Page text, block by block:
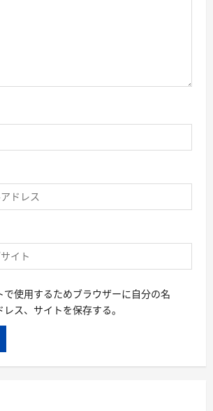
で使用するためブラウザーに自分の名
ス、サイトを保存する。